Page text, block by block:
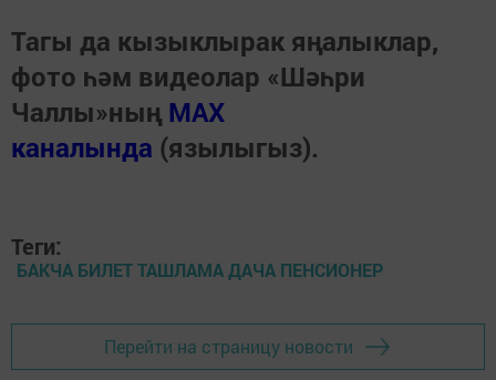
Тагы да кызыклырак яңалыклар,
фото һәм видеолар «Шәһри
Чаллы»ның MAX
каналында (язылыгыз).
Теги:
БАКЧА БИЛЕТ ТАШЛАМА ДАЧА ПЕНСИОНЕР
Перейти на страницу новости